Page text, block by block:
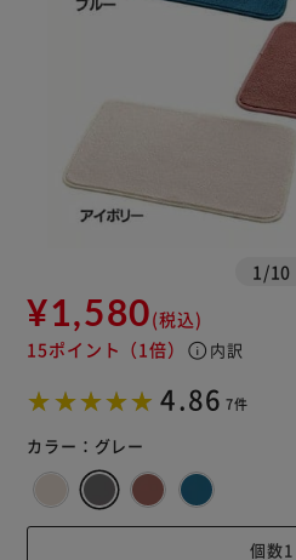
1 /10
¥1,580(税込)
15ポイント （1倍） info 内訳
4.86 7件
カラー： グレー